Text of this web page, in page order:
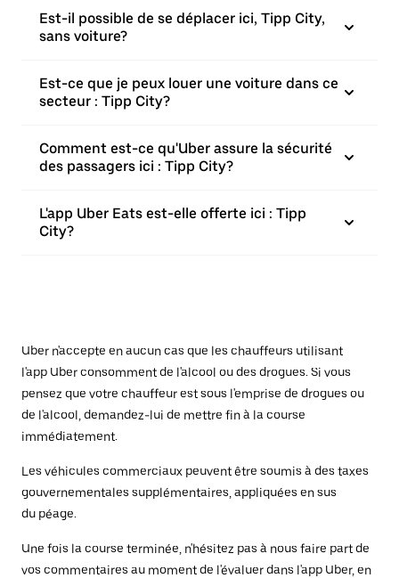
Est-il possible de se déplacer ici, Tipp City,
sans voiture?
Est-ce que je peux louer une voiture dans ce
secteur : Tipp City?
Comment est-ce qu'Uber assure la sécurité
des passagers ici : Tipp City?
L'app Uber Eats est-elle offerte ici : Tipp
City?
Uber n'accepte en aucun cas que les chauffeurs utilisant
l'app Uber consomment de l'alcool ou des drogues. Si vous
pensez que votre chauffeur est sous l'emprise de drogues ou
de l'alcool, demandez-lui de mettre fin à la course
immédiatement.
Les véhicules commerciaux peuvent être soumis à des taxes
gouvernementales supplémentaires, appliquées en sus
du péage.
Une fois la course terminée, n'hésitez pas à nous faire part de
vos commentaires au moment de l'évaluer dans l'app Uber, en